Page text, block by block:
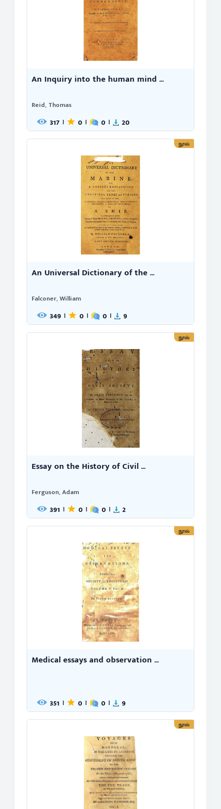
An Inquiry into the human mind ...
Reid, Thomas
317 | 0 | 0 | 20
நூல்
An Universal Dictionary of the ...
Falconer, William
349 | 0 | 0 | 9
நூல்
Essay on the History of Civil ...
Ferguson, Adam
391 | 0 | 0 | 2
நூல்
Medical essays and observation ...
351 | 0 | 0 | 9
நூல்